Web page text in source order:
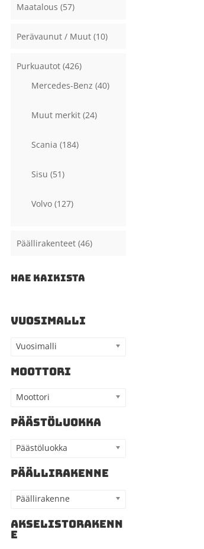
Maatalous (57)
Perävaunut / Muut (10)
Purkuautot (426)
Mercedes-Benz (40)
Muut merkit (24)
Scania (184)
Sisu (51)
Volvo (127)
Päällirakenteet (46)
HAE KAIKISTA
VUOSIMALLI
Vuosimalli
MOOTTORI
Moottori
PÄÄSTÖLUOKKA
Päästöluokka
PÄÄLLIRAKENNE
Päällirakenne
AKSELISTORAKENN
E